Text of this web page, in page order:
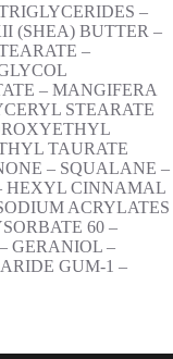
–
(SHEA) BUTTER –
–
– MANGIFERA
STEARATE
TAURATE
– SQUALANE –
HEXYL CINNAMAL
ACRYLATES
60 –
GERANIOL –
GUM-1 –